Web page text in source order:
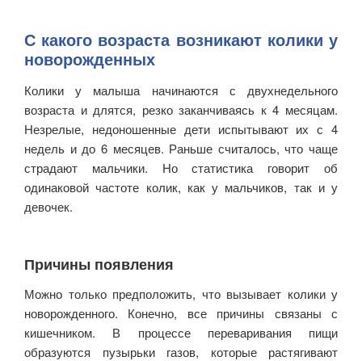
С какого возраста возникают колики у
новорожденных
Колики у малыша начинаются с двухнедельного
возраста и длятся, резко заканчиваясь к 4 месяцам.
Незрелые, недоношенные дети испытывают их с 4
недель и до 6 месяцев. Раньше считалось, что чаще
страдают мальчики. Но статистика говорит об
одинаковой частоте колик, как у мальчиков, так и у
девочек.
Причины появления
Можно только предположить, что вызывает колики у
новорожденного. Конечно, все причины связаны с
кишечником. В процессе переваривания пищи
образуются пузырьки газов, которые растягивают